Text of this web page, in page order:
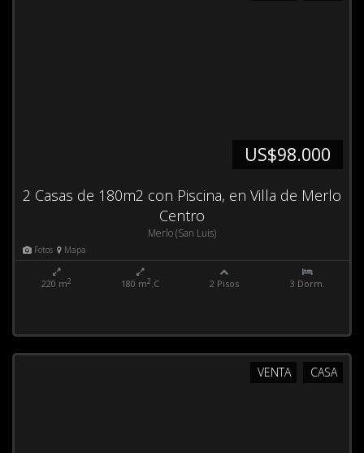
US$98.000
2 Casas de 180m2 con Piscina, en Villa de Merlo
Centro
Merlo (San Luis)
Fotos Mapa
220 m2 180 m2.C 2 Pisos 3 Dorm.
CASA
VENTA